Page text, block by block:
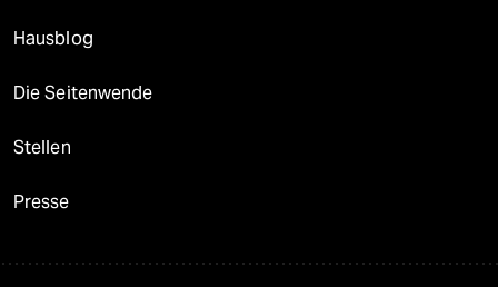
Hausblog
Die Seitenwende
Stellen
Presse